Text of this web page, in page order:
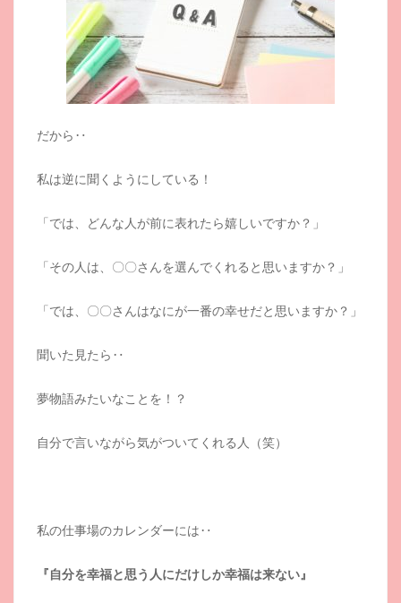
だから‥
私は逆に聞くようにしている！
「では、どんな人が前に表れたら嬉しいですか？」
「その人は、〇〇さんを選んでくれると思いますか？」
「では、〇〇さんはなにが一番の幸せだと思いますか？」
聞いた見たら‥
夢物語みたいなことを！？
自分で言いながら気がついてくれる人（笑）
私の仕事場のカレンダーには‥
『自分を幸福と思う人にだけしか幸福は来ない』